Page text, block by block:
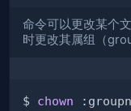
命令可以更改某个
时更改其属组（
$ chown